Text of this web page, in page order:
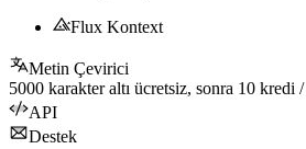
Flux Kontext
Metin Çevirici
5000 karakter altı ücretsiz, sonra 10 kredi /
API
Destek